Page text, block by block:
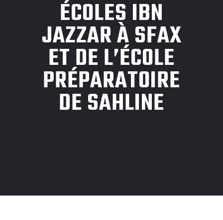
ÉCOLES IBN
JAZZAR À SFAX
ET DE L’ÉCOLE
PRÉPARATOIRE
DE SAHLINE